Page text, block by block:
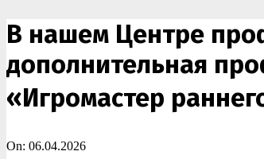
В нашем Центре
дополнительная
«Игромастер
On: 06.04.2026